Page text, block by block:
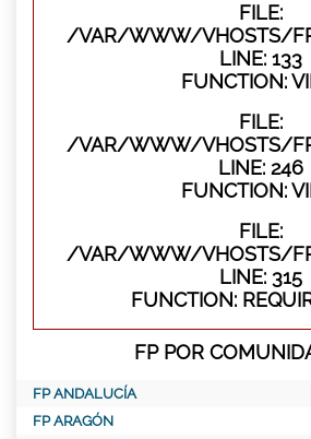
FILE:
/VAR/WWW/VHOSTS/
LINE: 133
FUNCTION:
FILE:
/VAR/WWW/VHOSTS/
LINE: 246
FUNCTION:
FILE:
/VAR/WWW/VHOSTS/
LINE: 315
FUNCTION:
FP POR
FP ANDALUCÍA
FP ARAGÓN